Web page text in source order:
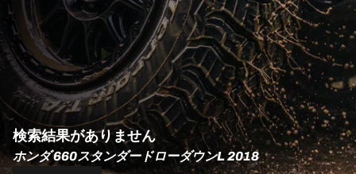
検索結果がありません
ホンダ 660スタンダードローダウンL 2018